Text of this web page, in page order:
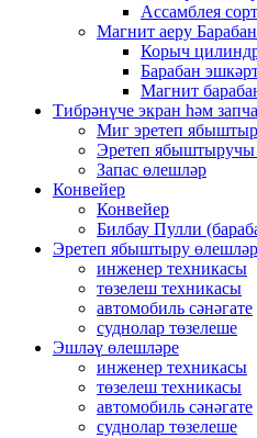
Ассамблея
Магнит аеру
Корыч
Барабан
Магнит
Тибрәнүче экран һәм
Миг эретеп
Эретеп ябыштыручы
Запас өлешләр
Конвейер
Конвейер
Билбау Пулли
Эретеп ябыштыру
инженер техникасы
төзелеш техникасы
автомобиль сәнәгате
суднолар төзелеше
Эшләү өлешләре
инженер техникасы
төзелеш техникасы
автомобиль сәнәгате
суднолар төзелеше